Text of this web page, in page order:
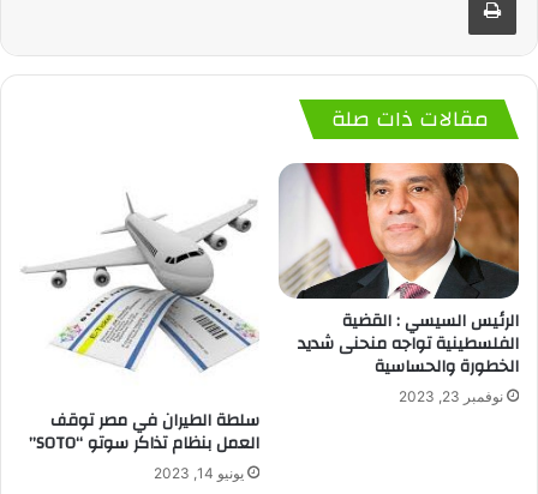
مقالات ذات صلة
الرئيس السيسي : القضية
الفلسطينية تواجه منحنى شديد
الخطورة والحساسية
نوفمبر 23, 2023
سلطة الطيران في مصر توقف
العمل بنظام تذاكر سوتو “SOTO”
يونيو 14, 2023